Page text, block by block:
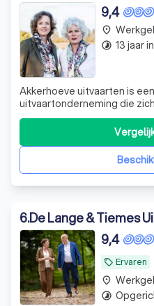
9,4
Akkerhoeve uitvaarten is
uitvaartonderneming die
toewijding en passie voor
hun moeilijkste tijden. Met
uitvaartbegeleiders, Saskia
Helden en Marieke Blaauw,
place
timelapse 13 jaar
6.De Lange & Tiemes
local_offer Ervaren
9,4
place
timelapse